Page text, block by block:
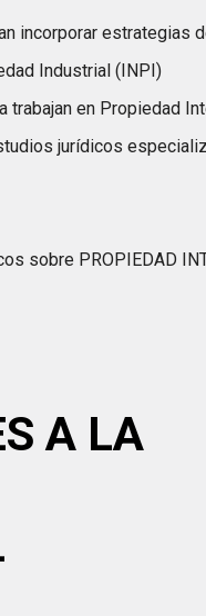
incorporar estrategias
Industrial (INPI)
trabajan en Propiedad
jurídicos
sobre PROPIEDAD
A LA